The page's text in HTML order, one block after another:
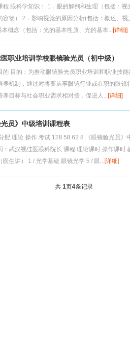
程 眼科学知识： 1．眼的解剖和生理（包括：
容物） 2．影响视觉的原因分析(包括：概述、
本概念（包括：光的基本性质、光的基本...[详细]
职业培训学校眼镜验光员（初中级）
的 目的：为推动眼镜验光员职业培训和职业技
养机制，通过对将要从事眼镜行业或在职的眼
养目标与社会职业需求相对接，促进人...[详细]
光员》中级培训课程表
配 理论 操作 考试 128 58 62 8 《眼镜验光员》
：武汉视佳医眼科院长 课程 理论课时 操作课时
医生讲） 1 / 光学基础 眼镜光学 5 / 眼...[详细]
共 1页4条记录